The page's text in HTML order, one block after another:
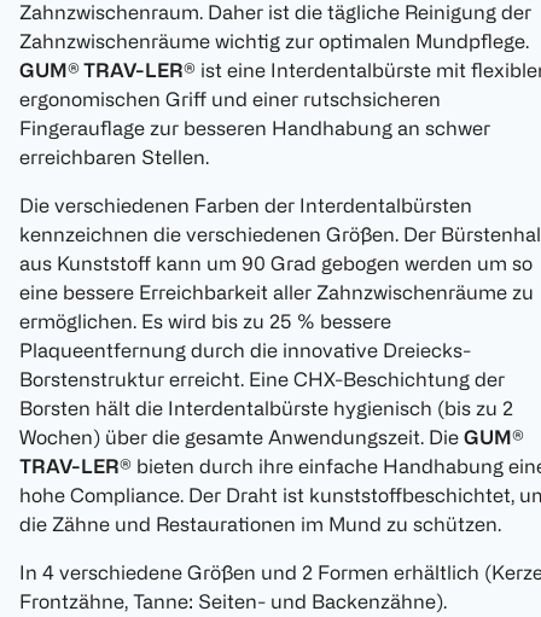
Zahnzwischenraum. Daher ist die tägliche Reinigung der
Zahnzwischenräume wichtig zur optimalen Mundpflege.
GUM® TRAV-LER® ist eine Interdentalbürste mit
ergonomischen Griff und einer rutschsicheren
Fingerauflage zur besseren Handhabung an schwer
erreichbaren Stellen.
Die verschiedenen Farben der Interdentalbürsten
kennzeichnen die verschiedenen Größen. Der
aus Kunststoff kann um 90 Grad gebogen werden um so
eine bessere Erreichbarkeit aller Zahnzwischenräume zu
ermöglichen. Es wird bis zu 25 % bessere
Plaqueentfernung durch die innovative Dreiecks-
Borstenstruktur erreicht. Eine CHX-Beschichtung der
Borsten hält die Interdentalbürste hygienisch (bis zu 2
Wochen) über die gesamte Anwendungszeit. Die GUM®
TRAV-LER® bieten durch ihre einfache Handhabung
hohe Compliance. Der Draht ist kunststoffbeschichtet,
die Zähne und Restaurationen im Mund zu schützen.
In 4 verschiedene Größen und 2 Formen erhältlich
Frontzähne, Tanne: Seiten- und Backenzähne).